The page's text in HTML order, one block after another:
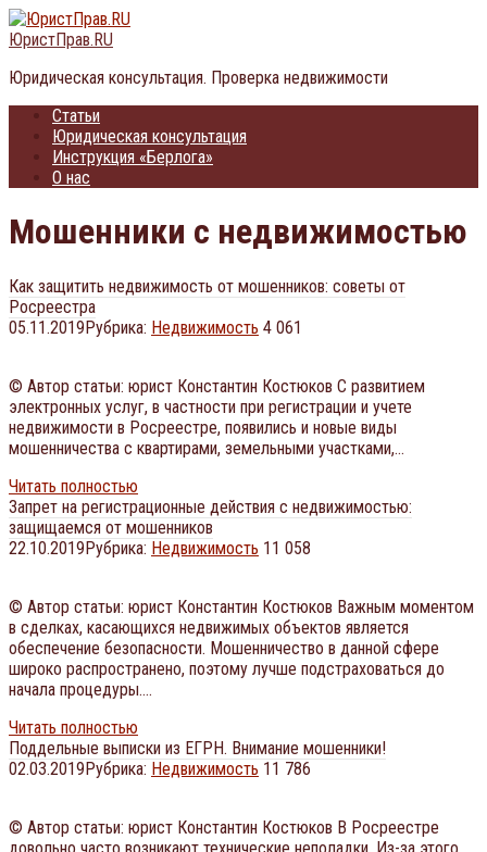
Перейти
к
ЮристПрав.RU
Юридическая консультация. Проверка недвижимости
Статьи
Юридическая консультация
Инструкция «Берлога»
О нас
Мошенники с недвижимостью
Как защитить недвижимость от мошенников: советы от
Росреестра
05.11.2019Рубрика: Недвижимость 4 061
© Автор статьи: юрист Константин Костюков С развитием
электронных услуг, в частности при регистрации и учете
недвижимости в Росреестре, появились и новые виды
мошенничества с квартирами, земельными участками,…
Читать полностью
Запрет на регистрационные действия с недвижимостью:
защищаемся от мошенников
22.10.2019Рубрика: Недвижимость 11 058
© Автор статьи: юрист Константин Костюков Важным моментом
в сделках, касающихся недвижимых объектов является
обеспечение безопасности. Мошенничество в данной сфере
широко распространено, поэтому лучше подстраховаться до
начала процедуры….
Читать полностью
Поддельные выписки из ЕГРН. Внимание мошенники!
02.03.2019Рубрика: Недвижимость 11 786
© Автор статьи: юрист Константин Костюков В Росреестре